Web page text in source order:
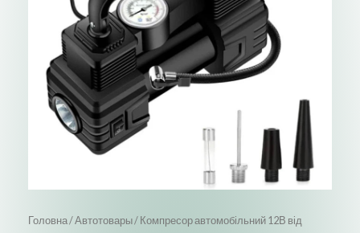
Головна/Автотовары/ Компресор автомобільний 12В від